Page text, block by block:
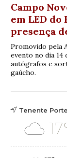
Campo
em LED
presença
Promovido pela
evento no dia 14
autógrafos e
gaúcho.
Tenente